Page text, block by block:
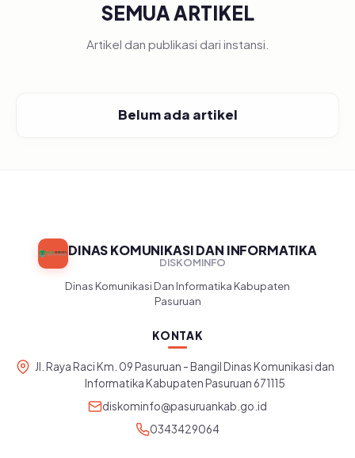
SEMUA ARTIKEL
Artikel dan publikasi dari instansi.
Belum ada artikel
DINAS KOMUNIKASI DAN INFORMATIKA
DISKOMINFO
Dinas Komunikasi Dan Informatika Kabupaten
Pasuruan
KONTAK
Jl. Raya Raci Km. 09 Pasuruan - Bangil Dinas Komunikasi dan
Informatika Kabupaten Pasuruan 671115
diskominfo@pasuruankab.go.id
0343429064